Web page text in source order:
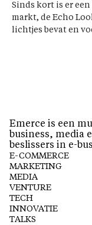
Sinds kort is er
markt, de Echo
lichtjes bevat en
Emerce is een
business, media
beslissers in e-
E-COMMERCE
MARKETING
MEDIA
VENTURE
TECH
INNOVATIE
TALKS